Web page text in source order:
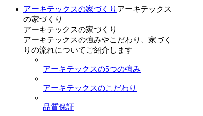
アーキテックスの家づくり アーキテックス
の家づくり
アーキテックスの家づくり
アーキテックスの強みやこだわり、家づく
りの流れについてご紹介します
アーキテックスの5つの強み
アーキテックスのこだわり
品質保証